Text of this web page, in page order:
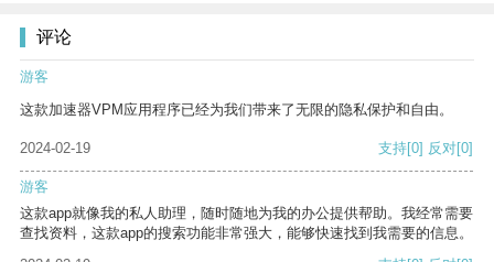
评论
游客
这款加速器VPM应用程序已经为我们带来了无限的隐私保护和自由。
2024-02-19 支持[0] 反对[0]
游客
这款app就像我的私人助理，随时随地为我的办公提供帮助。我经常需要
查找资料，这款app的搜索功能非常强大，能够快速找到我需要的信息。